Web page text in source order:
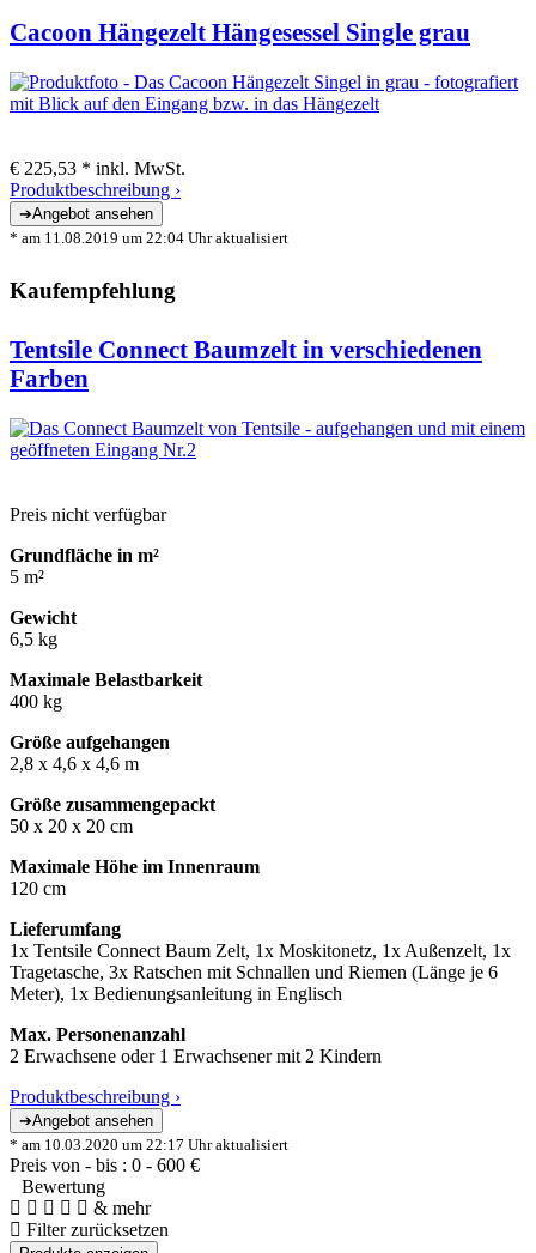
Cacoon Hängezelt Hängesessel Single grau
€ 225,53 * inkl. MwSt.
Produktbeschreibung ›
* am 11.08.2019 um 22:04 Uhr aktualisiert
Kaufempfehlung
Tentsile Connect Baumzelt in verschiedenen
Farben
Preis nicht verfügbar
Grundfläche in m²
5 m²
Gewicht
6,5 kg
Maximale Belastbarkeit
400 kg
Größe aufgehangen
2,8 x 4,6 x 4,6 m
Größe zusammengepackt
50 x 20 x 20 cm
Maximale Höhe im Innenraum
120 cm
Lieferumfang
1x Tentsile Connect Baum Zelt, 1x Moskitonetz, 1x Außenzelt, 1x
Tragetasche, 3x Ratschen mit Schnallen und Riemen (Länge je 6
Meter), 1x Bedienungsanleitung in Englisch
Max. Personenanzahl
2 Erwachsene oder 1 Erwachsener mit 2 Kindern
Produktbeschreibung ›
* am 10.03.2020 um 22:17 Uhr aktualisiert
Preis von - bis : 0 - 600 €
Bewertung
& mehr
Filter zurücksetzen